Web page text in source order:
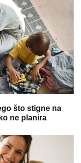
što stigne na
ne planira